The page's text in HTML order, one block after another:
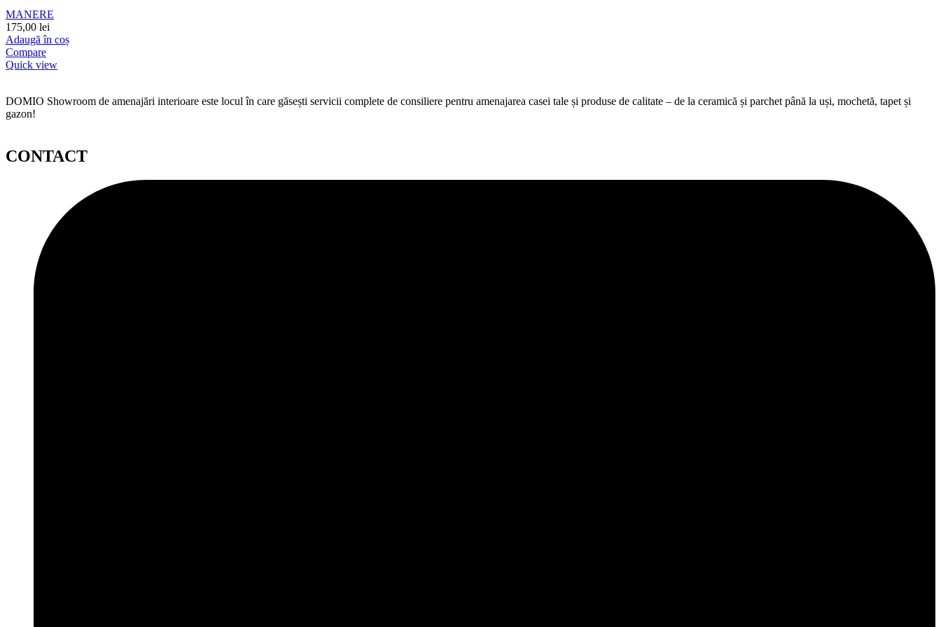
MANERE
175,00 lei
Adaugă în coș
Compare
Quick view
DOMIO Showroom de amenajări interioare este locul în care găsești servicii complete de consiliere pentru amenajarea casei tale și produse de calitate – de la ceramică și parchet până la uși, mochetă, tapet și
gazon!
CONTACT